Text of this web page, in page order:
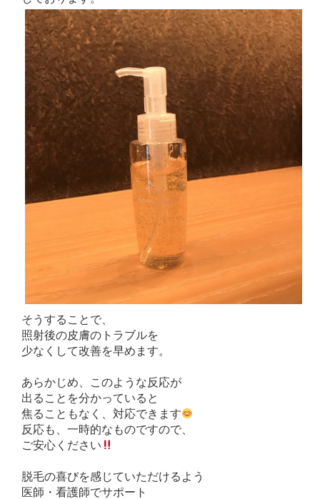
そうすることで、
照射後の皮膚のトラブルを
少なくして改善を早めます。
あらかじめ、このような反応が
出ることを分かっていると
焦ることもなく、対応できます
反応も、一時的なものですので、
ご安心ください
脱毛の喜びを感じていただけるよう
医師・看護師でサポート